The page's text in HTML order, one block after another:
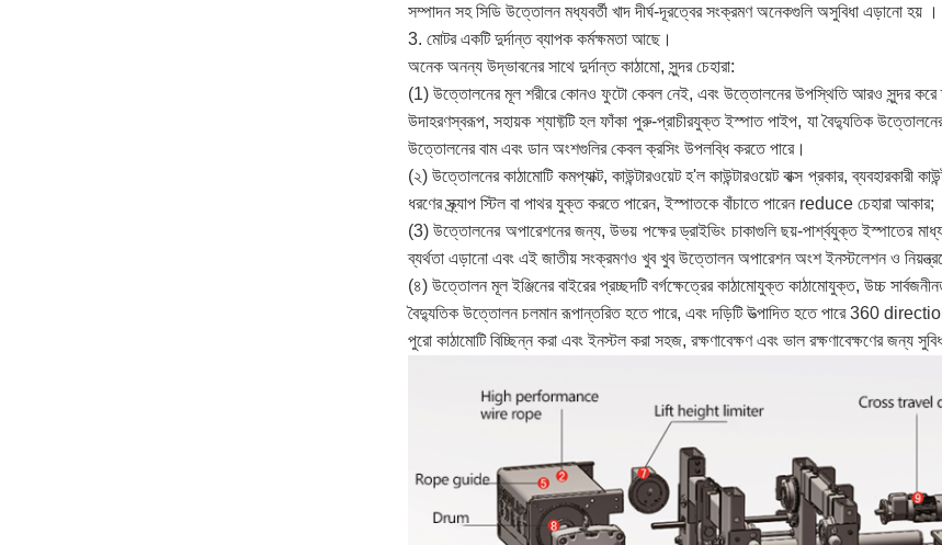
সম্পাদন সহ সিডি উত্তোলন মধ্যবর্তী খাদ দীর্ঘ-দূরত্বের সংক্রমণ অনেকগুলি অসুবিধা এড়ানো হয় ।
3. মোটর একটি দুর্দান্ত ব্যাপক কর্মক্ষমতা আছে।
অনেক অনন্য উদ্ভাবনের সাথে দুর্দান্ত কাঠামো, সুন্দর চেহারা:
(1) উত্তোলনের মূল শরীরে কোনও ফুটো কেবল নেই, এবং উত্তোলনের উপস্থিতি আরও সুন্দর করে
উদাহরণস্বরূপ, সহায়ক শ্যাফ্টটি হল ফাঁকা পুরু-প্রাচীরযুক্ত ইস্পাত পাইপ, যা বৈদ্যুতিক
উত্তোলনের বাম এবং ডান অংশগুলির কেবল ক্রসিং উপলব্ধি করতে পারে।
(২) উত্তোলনের কাঠামোটি কমপ্যাক্ট, কাউন্টারওয়েট হ'ল কাউন্টারওয়েট বাক্স প্রকার,
ধরণের স্ক্র্যাপ স্টিল বা পাথর যুক্ত করতে পারেন, ইস্পাতকে বাঁচাতে পারেন reduce চেহারা আকার;
(3) উত্তোলনের অপারেশনের জন্য, উভয় পক্ষের ড্রাইভিং চাকাগুলি ছয়-পার্শ্বযুক্ত ইস্পাতের
ব্যর্থতা এড়ানো এবং এই জাতীয় সংক্রমণও খুব খুব উত্তোলন অপারেশন অংশ ইনস্টলেশন ও
(৪) উত্তোলন মূল ইঞ্জিনের বাইরের প্রচ্ছদটি বর্গক্ষেত্রের কাঠামোযুক্ত কাঠামোযুক্ত, উচ্চ
বৈদ্যুতিক উত্তোলন চলমান রূপান্তরিত হতে পারে, এবং দড়িটি উত্পাদিত হতে পারে 360
পুরো কাঠামোটি বিচ্ছিন্ন করা এবং ইনস্টল করা সহজ, রক্ষণাবেক্ষণ এবং ভাল রক্ষণাবেক্ষণের জন্য